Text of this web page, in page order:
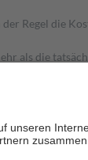
Regel die
als die